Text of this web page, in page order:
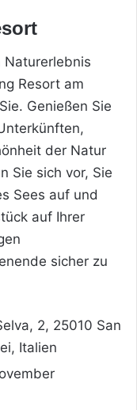
Naturerlebnis
Resort am
Genießen Sie
der Natur
Sie sich vor, Sie
Sees auf und
auf Ihrer
sicher zu
2, 25010 San
Italien